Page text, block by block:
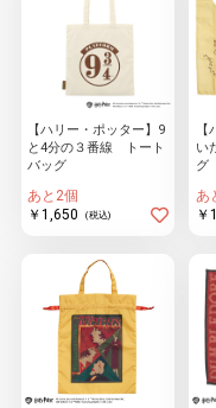
【ハリー・ポッター】9
と4分の３番線 トート
バッグ
あと2個
￥1,650
(税込)
い
グ
あ
￥